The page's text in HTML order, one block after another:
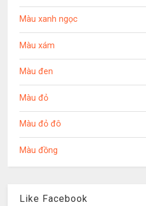
Màu xanh ngọc
Màu xám
Màu đen
Màu đỏ
Màu đỏ đô
Màu đồng
Like Facebook